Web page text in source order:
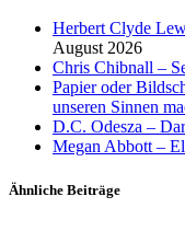
Herbert Clyde
August 2026
Chris Chibnall –
Papier oder
unseren Sinnen
D.C. Odesza –
Megan Abbott –
Ähnliche Beiträge